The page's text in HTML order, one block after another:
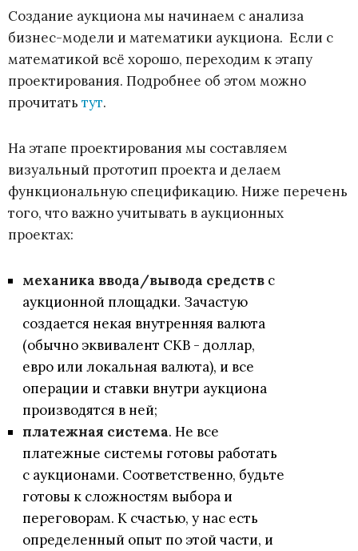
Создание аукциона мы начинаем с анализа
бизнес-модели и математики аукциона. Если с
математикой всё хорошо, переходим к этапу
проектирования. Подробнее об этом можно
прочитать тут.
На этапе проектирования мы составляем
визуальный прототип проекта и делаем
функциональную спецификацию. Ниже перечень
того, что важно учитывать в аукционных
проектах:
механика ввода/вывода средствс
аукционной площадки. Зачастую
создается некая внутренняя валюта
(обычно эквивалент СКВ - доллар,
евро или локальная валюта), и все
операции и ставки внутри аукциона
производятся в ней;
платежная система. Не все
платежные системы готовы работать
с аукционами. Соответственно, будьте
готовы к сложностям выбора и
переговорам. К счастью, у нас есть
определенный опыт по этой части, и